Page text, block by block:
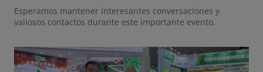
Esperamos mantener interesantes conversaciones y
valiosos contactos durante este importante evento.